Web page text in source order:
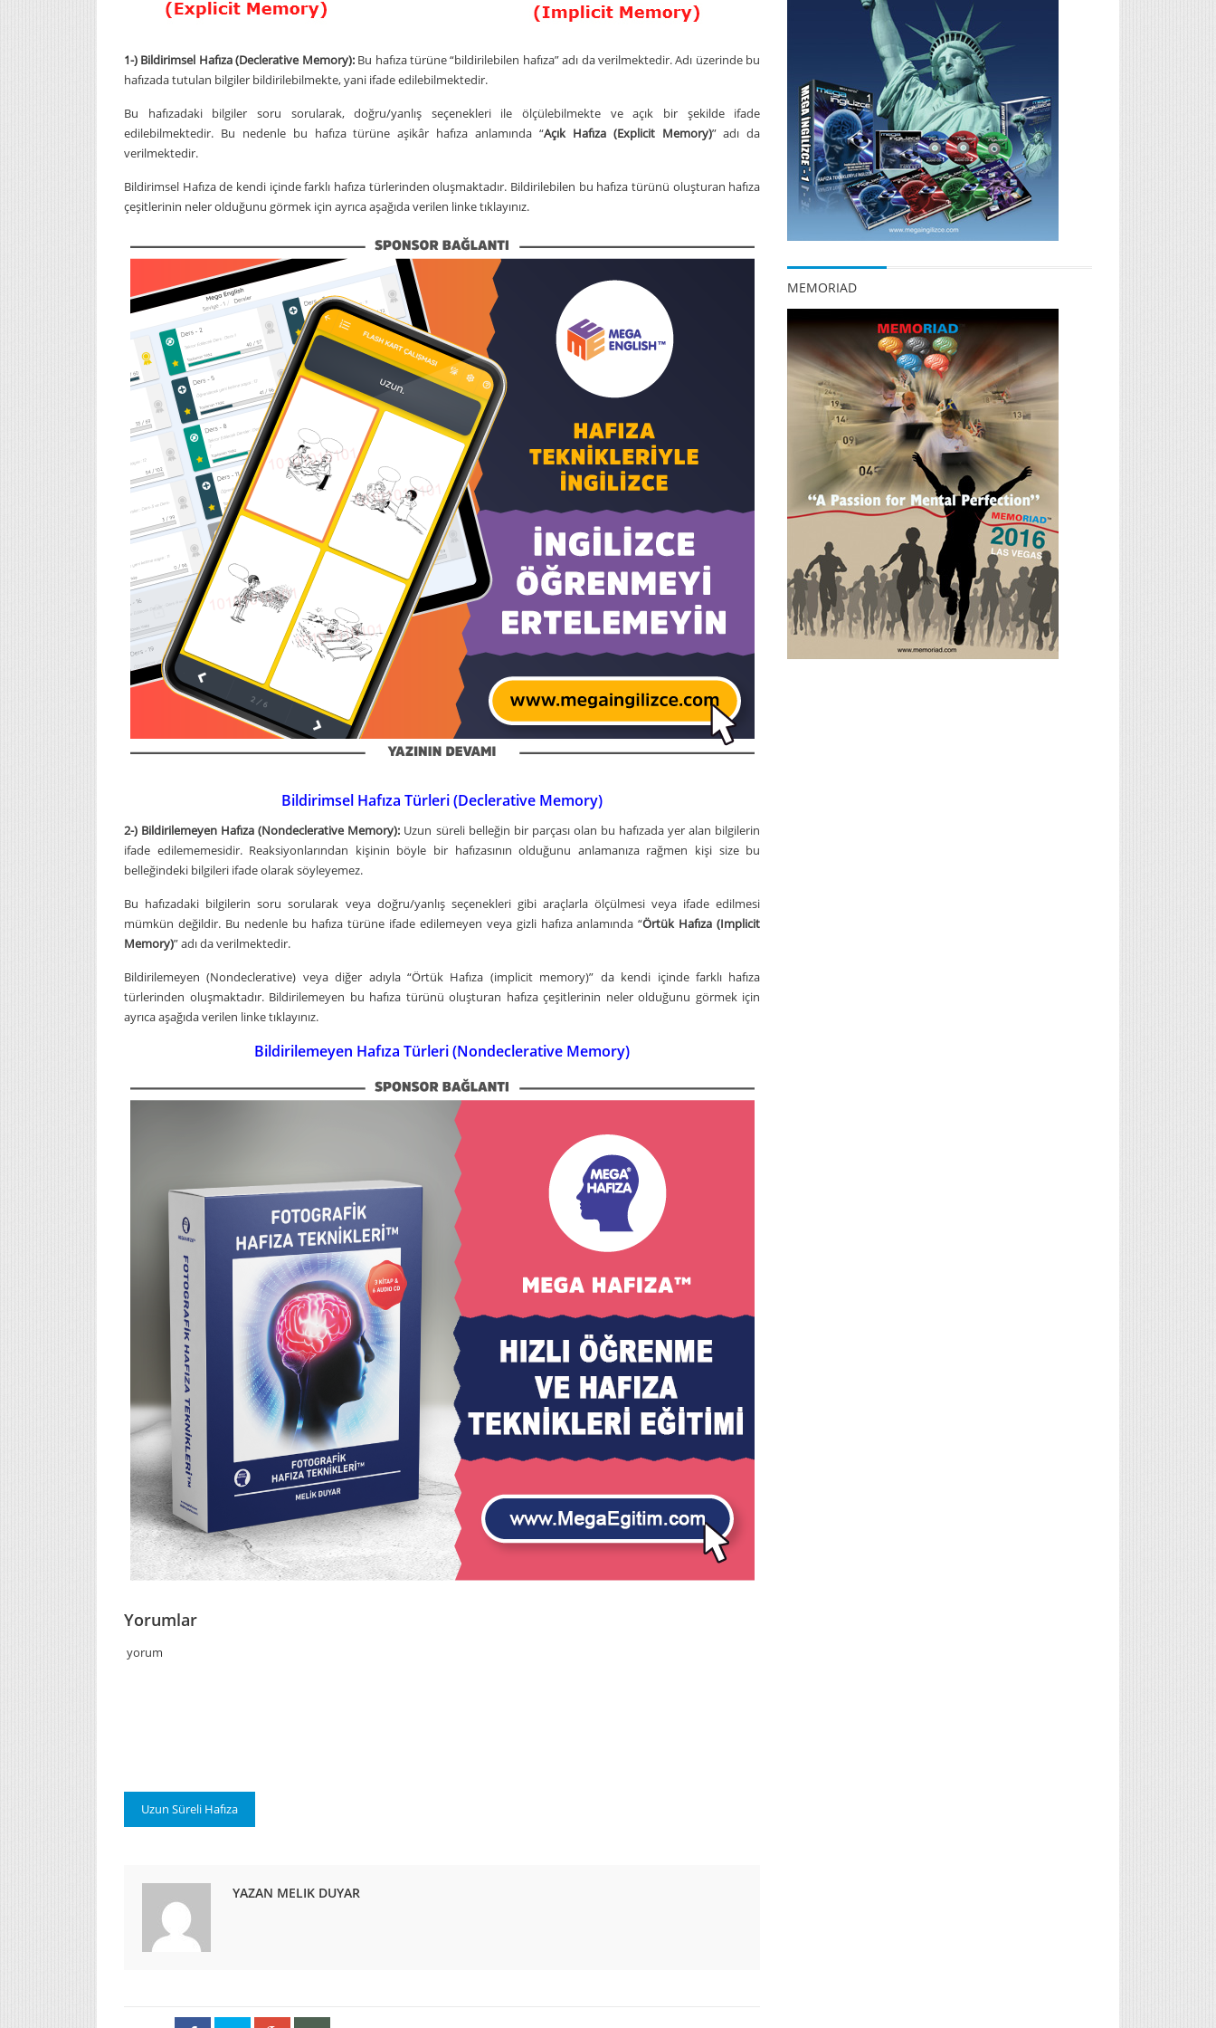
1-) Bildirimsel Hafıza (Declerative Memory):Bu hafıza türüne “bildirilebilen hafıza” adı da verilmektedir. Adı üzerinde bu
hafızada tutulan bilgiler bildirilebilmekte, yani ifade edilebilmektedir.
Bu hafızadaki bilgiler soru sorularak, doğru/yanlış seçenekleri ile ölçülebilmekte ve açık bir şekilde ifade
edilebilmektedir. Bu nedenle bu hafıza türüne aşikâr hafıza anlamında “Açık Hafıza (Explicit Memory)” adı da
verilmektedir.
Bildirimsel Hafıza de kendi içinde farklı hafıza türlerinden oluşmaktadır. Bildirilebilen bu hafıza türünü oluşturan hafıza
çeşitlerinin neler olduğunu görmek için ayrıca aşağıda verilen linke tıklayınız.
Bildirimsel Hafıza Türleri (Declerative Memory)
2-) Bildirilemeyen Hafıza (Nondeclerative Memory): Uzun süreli belleğin bir parçası olan bu hafızada yer alan bilgilerin
ifade edilememesidir. Reaksiyonlarından kişinin böyle bir hafızasının olduğunu anlamanıza rağmen kişi size bu
belleğindeki bilgileri ifade olarak söyleyemez.
Bu hafızadaki bilgilerin soru sorularak veya doğru/yanlış seçenekleri gibi araçlarla ölçülmesi veya ifade edilmesi
mümkün değildir. Bu nedenle bu hafıza türüne ifade edilemeyen veya gizli hafıza anlamında “Örtük Hafıza (Implicit
Memory)” adı da verilmektedir.
Bildirilemeyen (Nondeclerative) veya diğer adıyla “Örtük Hafıza (implicit memory)” da kendi içinde farklı hafıza
türlerinden oluşmaktadır. Bildirilemeyen bu hafıza türünü oluşturan hafıza çeşitlerinin neler olduğunu görmek için
ayrıca aşağıda verilen linke tıklayınız.
Bildirilemeyen Hafıza Türleri (Nondeclerative Memory)
Yorumlar
yorum
Uzun Süreli Hafıza
YAZAN MELIK DUYAR
MEMORIAD